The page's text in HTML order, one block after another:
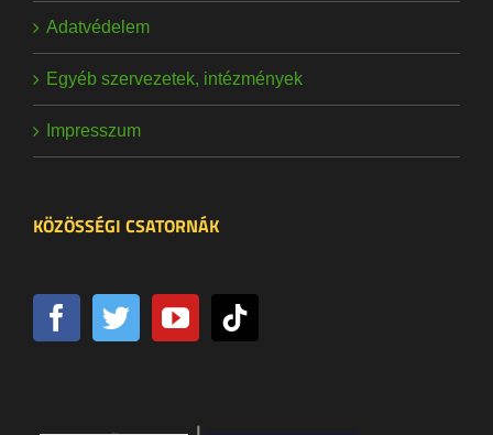
Adatvédelem
Egyéb szervezetek, intézmények
Impresszum
KÖZÖSSÉGI CSATORNÁK